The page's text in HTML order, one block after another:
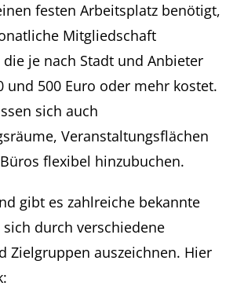
festen Arbeitsplatz benötigt,
Mitgliedschaft
je nach Stadt und Anbieter
und 500 Euro oder mehr kostet.
sich auch
Veranstaltungsflächen
flexibel hinzubuchen.
gibt es zahlreiche bekannte
durch verschiedene
Zielgruppen auszeichnen. Hier